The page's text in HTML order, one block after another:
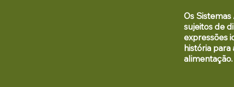
Os
sujeitos de
expressões
história
alimentação.